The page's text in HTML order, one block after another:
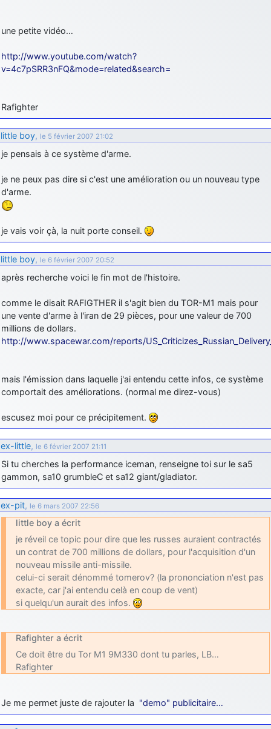
une petite vidéo…
http://www.youtube.com/watch?
v=4c7pSRR3nFQ&mode=related&search=
Rafighter
little boy, le 5 février 2007 21:02
je pensais à ce système d'arme.
je ne peux pas dire si c'est une amélioration ou un nouveau type
d'arme.
je vais voir çà, la nuit porte conseil.
little boy, le 6 février 2007 20:52
après recherche voici le fin mot de l'histoire.
comme le disait RAFIGTHER il s'agit bien du TOR-M1 mais pour
une vente d'arme à l'iran de 29 pièces, pour une valeur de 700
millions de dollars.
http://www.spacewar.com/reports/
mais l'émission dans laquelle j'ai entendu cette infos, ce système
comportait des améliorations. (normal me direz-vous)
escusez moi pour ce précipitement.
ex-little, le 6 février 2007 21:11
Si tu cherches la performance iceman, renseigne toi sur le sa5
gammon, sa10 grumbleC et sa12 giant/gladiator.
ex-pit, le 6 mars 2007 22:56
little boy a écrit
je réveil ce topic pour dire que les russes auraient contractés
un contrat de 700 millions de dollars, pour l'acquisition d'un
nouveau missile anti-missile.
celui-ci serait dénommé tomerov? (la prononciation n'est pas
exacte, car j'ai entendu celà en coup de vent)
si quelqu'un aurait des infos.
Rafighter a écrit
Ce doit être du Tor M1 9M330 dont tu parles, LB…
Rafighter
Je me permet juste de rajouter la "demo" publicitaire…